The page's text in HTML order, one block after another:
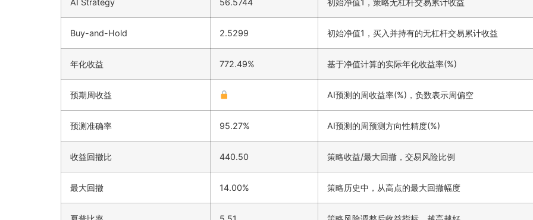
AI Strategy 56.5744 初始净值1，策略无杠杆交易累计收益
Buy-and-Hold 2.5299 初始净值1，买入并持有的无杠杆交易累计收益
年化收益 772.49% 基于净值计算的实际年化收益率(%)
预期周收益 AI预测的周收益率(%)，负数表示周偏空
预测准确率 95.27% AI预测的周预测方向性精度(%)
收益回撤比 440.50 策略收益/最大回撤，交易风险比例
最大回撤 14.00% 策略历史中，从高点的最大回撤幅度